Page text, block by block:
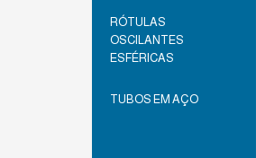
RÓTULAS
OSCILANTES
ESFÉRICAS
TUBOS EM AÇO